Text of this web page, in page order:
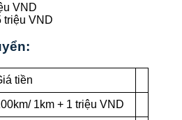
VND
triệu VND
tiền
1km + 1 triệu VND